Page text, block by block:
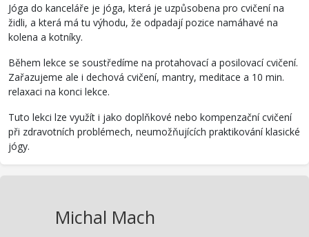
Jóga do kanceláře je jóga, která je uzpůsobena pro cvičení na
židli, a která má tu výhodu, že odpadají pozice namáhavé na
kolena a kotníky.
Během lekce se soustředíme na protahovací a posilovací cvičení.
Zařazujeme ale i dechová cvičení, mantry, meditace a 10 min.
relaxaci na konci lekce.
Tuto lekci lze využít i jako doplňkové nebo kompenzační cvičení
při zdravotních problémech, neumožňujících praktikování klasické
jógy.
Michal Mach